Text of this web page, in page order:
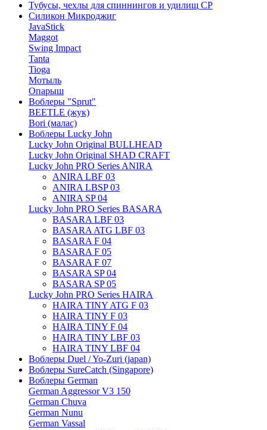
Тубусы, чехлы для спиннингов и удилищ СР
Силикон Микроджиг
JavaStick
Maggot
Swing Impact
Tanta
Tioga
Мотыль
Опарыш
Воблеры "Sprut"
BEETLE (жук)
Bori (малас)
Воблеры Lucky John
Lucky John Original BULLHEAD
Lucky John Original SHAD CRAFT
Lucky John PRO Series ANIRA
ANIRA LBF 03
ANIRA LBSP 03
ANIRA SP 04
Lucky John PRO Series BASARA
BASARA LBF 03
BASARA ATG LBF 03
BASARA F 04
BASARA F 05
BASARA F 07
BASARA SP 04
BASARA SP 05
Lucky John PRO Series HAIRA
HAIRA TINY ATG F 03
HAIRA TINY F 03
HAIRA TINY F 04
HAIRA TINY LBF 03
HAIRA TINY LBF 04
Воблеры Duel / Yo-Zuri (japan)
Воблеры SureCatch (Singapore)
Воблеры German
German Aggressor V3 150
German Chuva
German Nunu
German Vassal